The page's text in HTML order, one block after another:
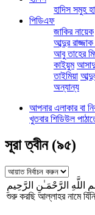
হাদিস সমুহ
পিডিএফ
জাকির নায়েক
আব্দুর
আবু তাহের
কাইয়ুম
তাইমিয়া
অন্যান্য
আপনার এলাকার বা
খুতবার শিডিউল
সূরা ত্বীন (৯৫)
اللَّهِ الرَّحْمَـٰنِ الرَّحِيمِ
শুরু করছি আল্লাহর নামে